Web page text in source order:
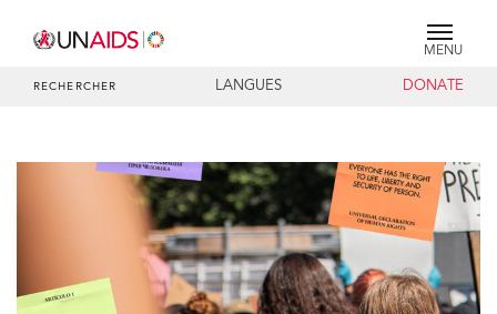
MENU
RECHERCHER LANGUES DONATE